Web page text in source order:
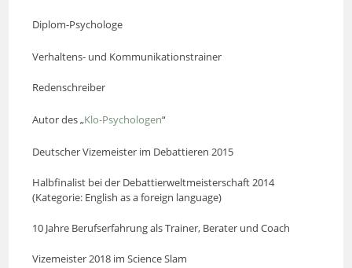
Diplom-Psychologe
Verhaltens- und Kommunikationstrainer
Redenschreiber
Autor des „Klo-Psychologen“
Deutscher Vizemeister im Debattieren 2015
Halbfinalist bei der Debattierweltmeisterschaft 2014
(Kategorie: English as a foreign language)
10 Jahre Berufserfahrung als Trainer, Berater und Coach
Vizemeister 2018 im Science Slam